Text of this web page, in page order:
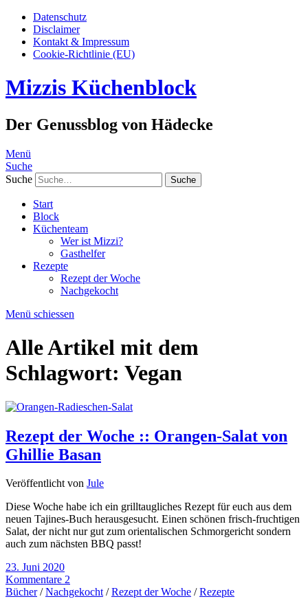
Datenschutz
Disclaimer
Kontakt & Impressum
Cookie-Richtlinie (EU)
Mizzis Küchenblock
Der Genussblog von Hädecke
Menü
Suche
Suche
Start
Block
Küchenteam
Wer ist Mizzi?
Gasthelfer
Rezepte
Rezept der Woche
Nachgekocht
Menü schiessen
Alle Artikel mit dem
Schlagwort: Vegan
Rezept der Woche :: Orangen-Salat von
Ghillie Basan
Veröffentlicht von Jule
Diese Woche habe ich ein grilltaugliches Rezept für euch aus dem
neuen Tajines-Buch herausgesucht. Einen schönen frisch-fruchtigen
Salat, der nicht nur gut zum orientalischen Schmorgericht sondern
auch zum nächsten BBQ passt!
23. Juni 2020
Kommentare 2
Bücher/Nachgekocht/Rezept der Woche /Rezepte